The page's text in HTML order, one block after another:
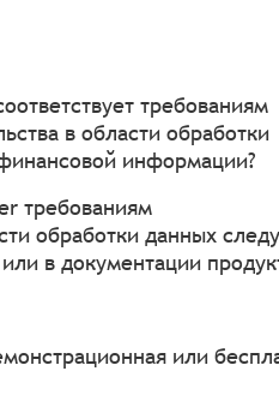
требованиям
в области обработки
информации?
требованиям
обработки данных
в документации
или